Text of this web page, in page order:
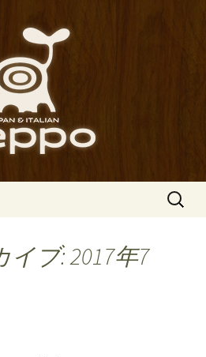
橋のイタリアン
ェッポ）」の公式
（チェッポ）」。
や讃岐オリーブ牛の
バルメニューも豊富
にも一人飲みのお客
です。
検
ブ: 2017年7